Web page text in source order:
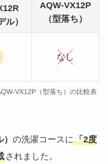
ル）
AQW-VX12P
（型落ち）
なし
VX12P（型落ち）の比較表
の洗濯コースに「2度
されました。